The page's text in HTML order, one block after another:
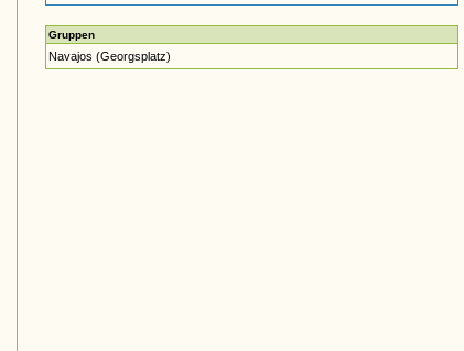
Gruppen
Navajos (Georgsplatz)